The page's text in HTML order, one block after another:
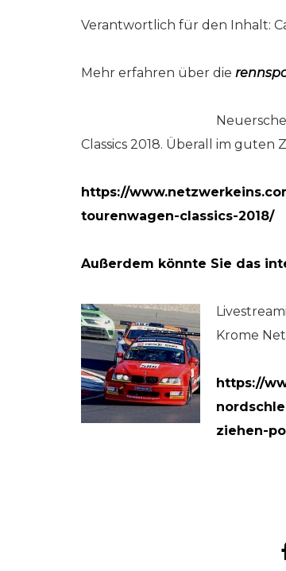
Verantwortlich für den Inhalt:
Mehr erfahren über die
Classics 2018. Überall im guten
https://
tourenwagen-classics-2018/
Außerdem könnte Sie das
Krome
https://
ziehen-